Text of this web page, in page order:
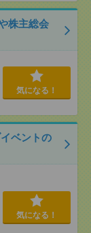
株主総会
気になる！
ベントの
気になる！